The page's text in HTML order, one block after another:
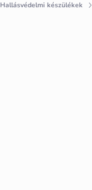
Hallásvédelmi készülékek